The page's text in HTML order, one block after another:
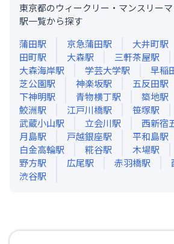
東京都のウィークリー・マンスリー
駅一覧から探す
蒲田駅 京急蒲田駅 大井町駅
田町駅 大森駅 三軒茶屋駅
大森海岸駅 学芸大学駅 早稲
芝公園駅 神楽坂駅 五反田駅
下神明駅 青物横丁駅 築地駅
鮫洲駅 江戸川橋駅 笹塚駅
武蔵小山駅 立会川駅 西新宿
月島駅 戸越銀座駅 平和島駅
白金高輪駅 糀谷駅 木場駅
野方駅 広尾駅 赤羽橋駅
渋谷駅